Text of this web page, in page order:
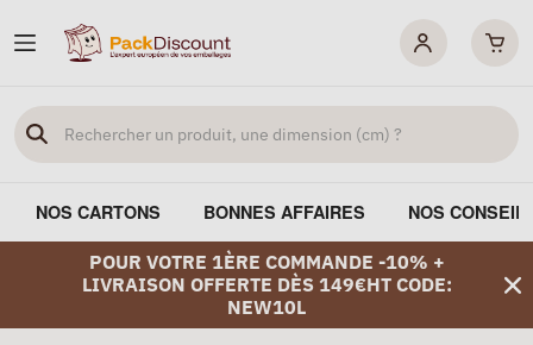
NOS CARTONS BONNES AFFAIRES NOS
POUR VOTRE 1ÈRE COMMANDE -10% +
LIVRAISON OFFERTE DÈS 149€HT CODE:
NEW10L